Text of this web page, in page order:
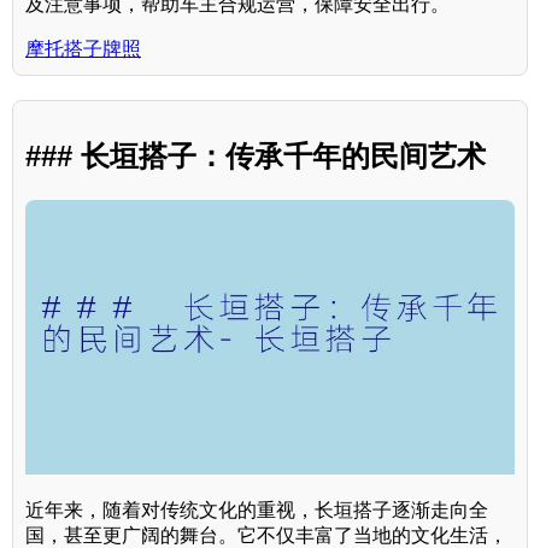
及注意事项，帮助车主合规运营，保障安全出行。
摩托搭子牌照
### 长垣搭子：传承千年的民间艺术
近年来，随着对传统文化的重视，长垣搭子逐渐走向全
国，甚至更广阔的舞台。它不仅丰富了当地的文化生活，